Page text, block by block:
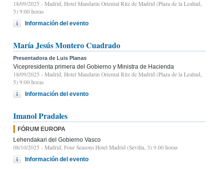
18/09/2025 - Madrid, Hotel Mandarin Oriental Ritz de Madrid (Plaza de la Lealtad,
5) 9:00 horas
Información del evento
María Jesús Montero Cuadrado
Presentadora de Luis Planas
Vicepresidenta primera del Gobierno y Ministra de Hacienda
18/09/2025 - Madrid, Hotel Mandarin Oriental Ritz de Madrid (Plaza de la Lealtad,
5) 9:00 horas
Información del evento
Imanol Pradales
FÓRUM EUROPA
Lehendakari del Gobierno Vasco
08/10/2025 - Madrid, Four Seasons Hotel Madrid (Sevilla, 3) 9.00 horas
Información del evento